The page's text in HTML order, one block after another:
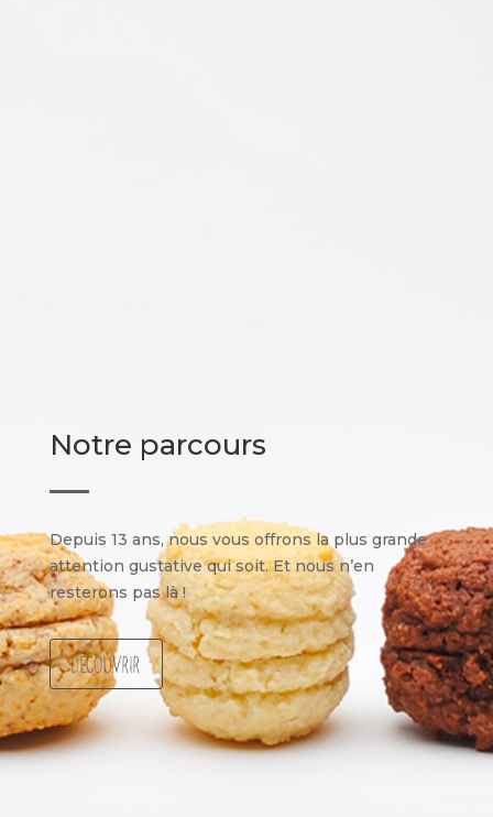
Notre parcours
Depuis 13 ans, nous vous offrons la plus grande
attention gustative qui soit. Et nous n’en
resterons pas là !
Découvrir